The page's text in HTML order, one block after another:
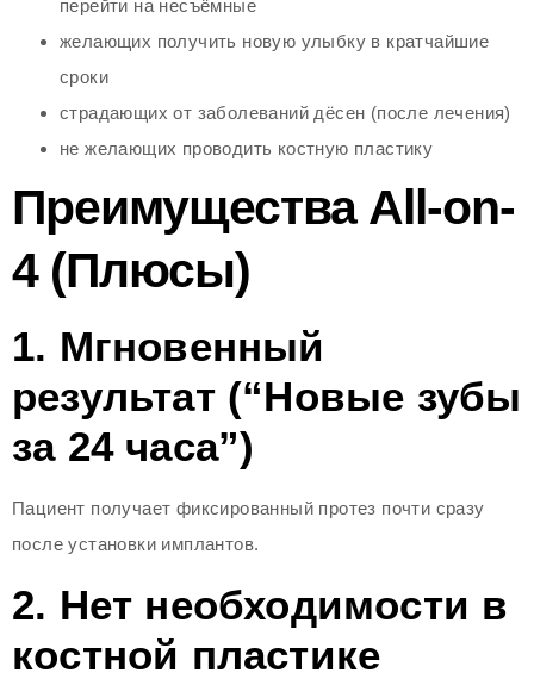
перейти на несъёмные
желающих получить новую улыбку в кратчайшие
сроки
страдающих от заболеваний дёсен (после лечения)
не желающих проводить костную пластику
Преимущества All-on-
4 (Плюсы)
1. Мгновенный
результат (“Новые зубы
за 24 часа”)
Пациент получает фиксированный протез почти сразу
после установки имплантов.
2. Нет необходимости в
костной пластике